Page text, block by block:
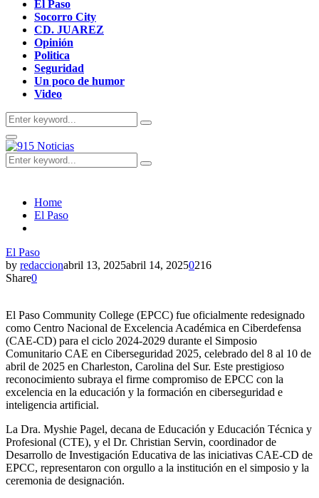
El Paso
Socorro City
CD. JUAREZ
Opinión
Politica
Seguridad
Un poco de humor
Video
Search
for:
Search
Primary
Menu
Search
for:
Search
Home
El Paso
El Paso
by redaccionabril 13, 2025abril 14, 20250216
Share0
El Paso Community College (EPCC) fue oficialmente redesignado
como Centro Nacional de Excelencia Académica en Ciberdefensa
(CAE-CD) para el ciclo 2024-2029 durante el Simposio
Comunitario CAE en Ciberseguridad 2025, celebrado del 8 al 10 de
abril de 2025 en Charleston, Carolina del Sur. Este prestigioso
reconocimiento subraya el firme compromiso de EPCC con la
excelencia en la educación y la formación en ciberseguridad e
inteligencia artificial.
La Dra. Myshie Pagel, decana de Educación y Educación Técnica y
Profesional (CTE), y el Dr. Christian Servin, coordinador de
Desarrollo de Investigación Educativa de las iniciativas CAE-CD de
EPCC, representaron con orgullo a la institución en el simposio y la
ceremonia de designación.